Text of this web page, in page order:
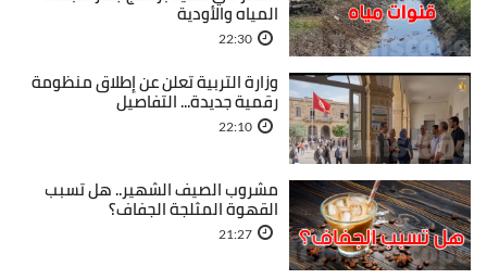
المياه والأودية
22:30
وزارة التربية تعلن عن إطلاق منظومة
رقمية جديدة... التفاصيل
22:10
مشروب الصيف الشهير.. هل تسبب
القهوة المثلجة الجفاف؟
21:27